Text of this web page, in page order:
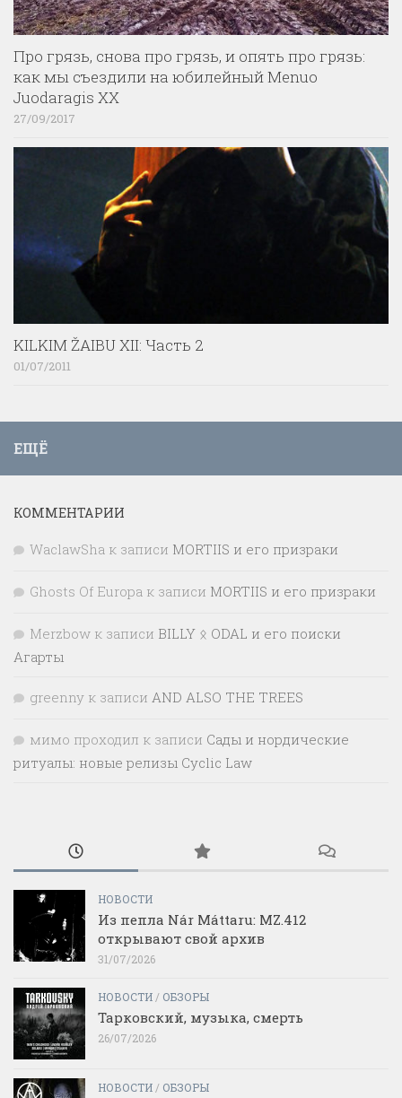
Про грязь, снова про грязь, и опять про грязь:
как мы съездили на юбилейный Menuo
Juodaragis XX
27/09/2017
KILKIM ŽAIBU XII: Часть 2
01/07/2011
ЕЩЁ
КОММЕНТАРИИ
WaclawSha к записи MORTIIS и его призраки
Ghosts Of Europa к записи MORTIIS и его призраки
Merzbow к записи BILLY ᛟ ODAL и его поиски
Агарты
greenny к записи AND ALSO THE TREES
мимо проходил к записи Сады и нордические
ритуалы: новые релизы Cyclic Law
НОВОСТИ
Из пепла Nár Máttaru: MZ.412
открывают свой архив
31/07/2026
НОВОСТИ / ОБЗОРЫ
Тарковский, музыка, смерть
26/07/2026
НОВОСТИ / ОБЗОРЫ